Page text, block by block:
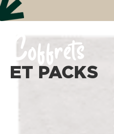
Coffrets
ET PACKS